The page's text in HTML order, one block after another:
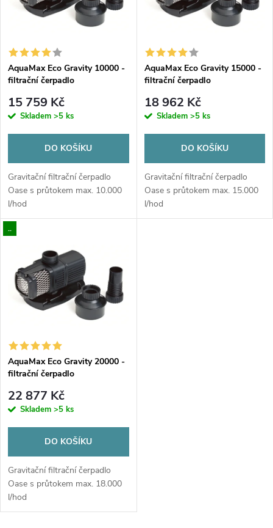
í
p
r
o
d
u
k
ů
s
p
r
d
u
k
t
ů
AquaMax Eco Gravity 10000 -
filtrační čerpadlo
15 759 Kč
Skladem >5 ks
DO KOŠÍKU
Gravitační filtrační čerpadlo
Oase s průtokem max. 10.000
l/hod
AquaMax Eco Gravity 15000 -
filtrační čerpadlo
18 962 Kč
Skladem >5 ks
DO KOŠÍKU
Gravitační filtrační čerpadlo
Oase s průtokem max. 15.000
l/hod
..
AquaMax Eco Gravity 20000 -
filtrační čerpadlo
22 877 Kč
Skladem >5 ks
DO KOŠÍKU
Gravitační filtrační čerpadlo
Oase s průtokem max. 18.000
l/hod